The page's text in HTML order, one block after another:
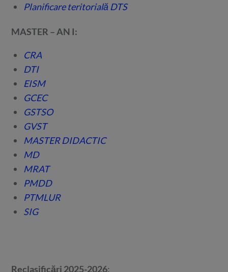
Planificare teritorială DTS
MASTER – AN I:
CRA
DTI
EISM
GCEC
GSTSO
GVST
MASTER DIDACTIC
MD
MRAT
PMDD
PTMLUR
SIG
Reclasificări 2025-2026: